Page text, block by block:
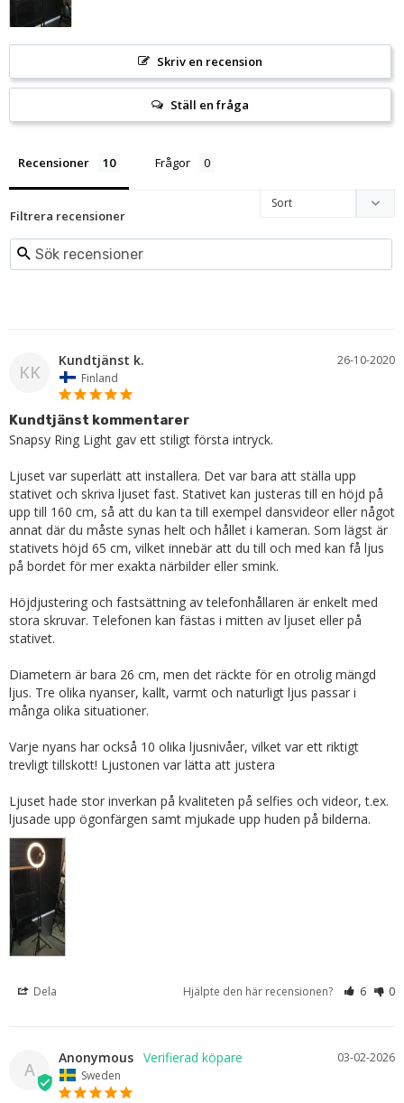
Skriv en recension
Ställ en fråga
Recensioner Frågor
Filtrera recensioner
KK
26-10-2020
Kundtjänst k.
Finland
Kundtjänst kommentarer
Snapsy Ring Light gav ett stiligt första intryck.
Ljuset var superlätt att installera. Det var bara att ställa upp
stativet och skriva ljuset fast. Stativet kan justeras till en höjd på
upp till 160 cm, så att du kan ta till exempel dansvideor eller något
annat där du måste synas helt och hållet i kameran. Som lägst är
stativets höjd 65 cm, vilket innebär att du till och med kan få ljus
på bordet för mer exakta närbilder eller smink.
Höjdjustering och fastsättning av telefonhållaren är enkelt med
stora skruvar. Telefonen kan fästas i mitten av ljuset eller på
stativet.
Diametern är bara 26 cm, men det räckte för en otrolig mängd
ljus. Tre olika nyanser, kallt, varmt och naturligt ljus passar i
många olika situationer.
Varje nyans har också 10 olika ljusnivåer, vilket var ett riktigt
trevligt tillskott! Ljustonen var lätta att justera
Ljuset hade stor inverkan på kvaliteten på selfies och videor, t.ex.
ljusade upp ögonfärgen samt mjukade upp huden på bilderna.
Dela Hjälpte den här recensionen? 6 0
A
03-02-2026
Anonymous
Sweden